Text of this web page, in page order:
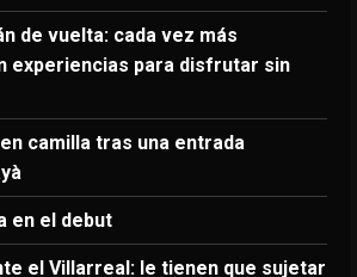
de vuelta: cada vez más
experiencias para disfrutar sin
camilla tras una entrada
en el debut
el Villarreal: le tienen que sujetar